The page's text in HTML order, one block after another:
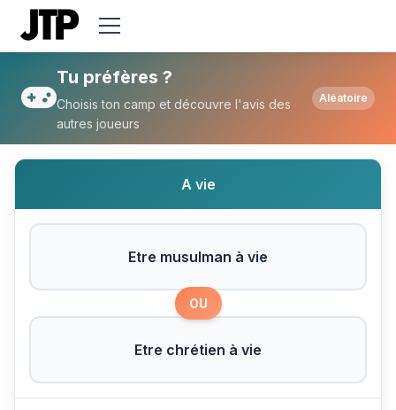
Tu préfères Etre musulman à vie ou Etre
Tu préfères ?
Choisis ton camp et découvre l'avis des
autres joueurs
Aléatoire
A vie
Etre musulman à vie
OU
Etre chrétien à vie